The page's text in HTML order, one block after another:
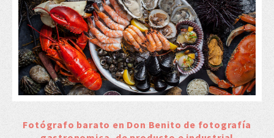
Fotógrafo barato en Don Benito de fotografía